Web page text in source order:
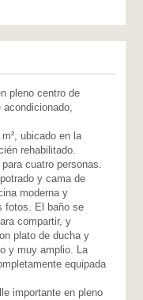
pleno centro de
acondicionado,
ubicado en la
rehabilitado.
cuatro personas.
y cama de
moderna y
fotos. El baño se
compartir, y
plato de ducha y
y muy amplio. La
equipada
importante en pleno